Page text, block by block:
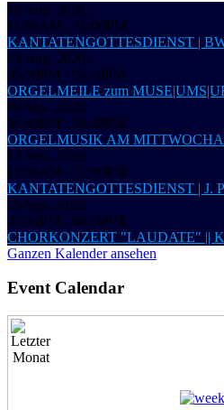
16 Aug. 2026;
11:00AM - 12:00PM
KANTATENGOTTESDIENST |
29 Aug. 2026;
05:00PM - 05:30PM
ORGELMEILE zum
09 Sep. 2026;
06:00PM - 06:30PM
ORGELMUSIK AM
13 Sep. 2026;
11:00AM - 12:00PM
KANTATENGOTTESDIENST | J.
26 Sep. 2026;
05:00PM - 06:30PM
CHORKONZERT "LAUDATE" ||
Ganzen Kalender ansehen
Event Calendar